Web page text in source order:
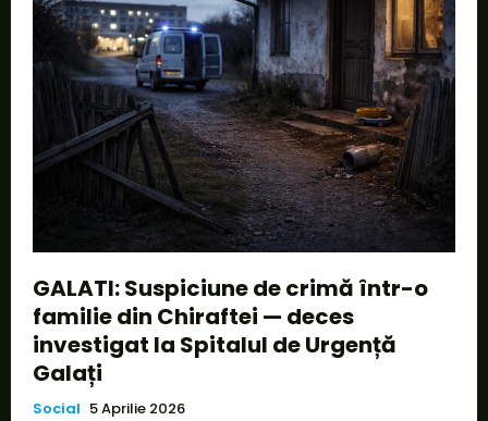
GALATI: Suspiciune de crimă într-o
familie din Chiraftei — deces
investigat la Spitalul de Urgență
Galați
Social 5 Aprilie 2026